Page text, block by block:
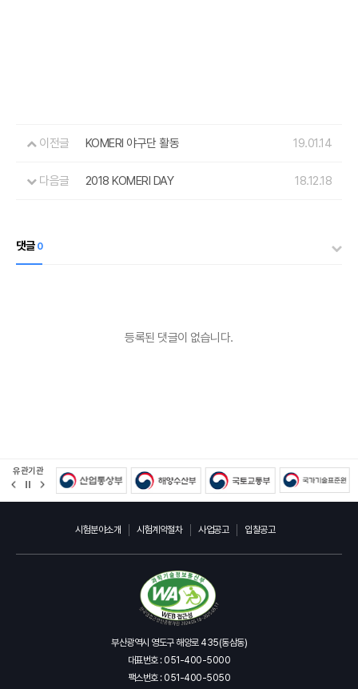
이전글 KOMERI 야구단 활동 19.01.14
다음글 2018 KOMERI DAY 18.12.18
댓글0
등록된 댓글이 없습니다.
유관기관
정
지
시험분야소개 시험계약절차 사업공고 입찰공고
부산광역시 영도구 해양로 435(동삼동)
대표번호 : 051-400-5000
팩스번호 : 051-400-5050